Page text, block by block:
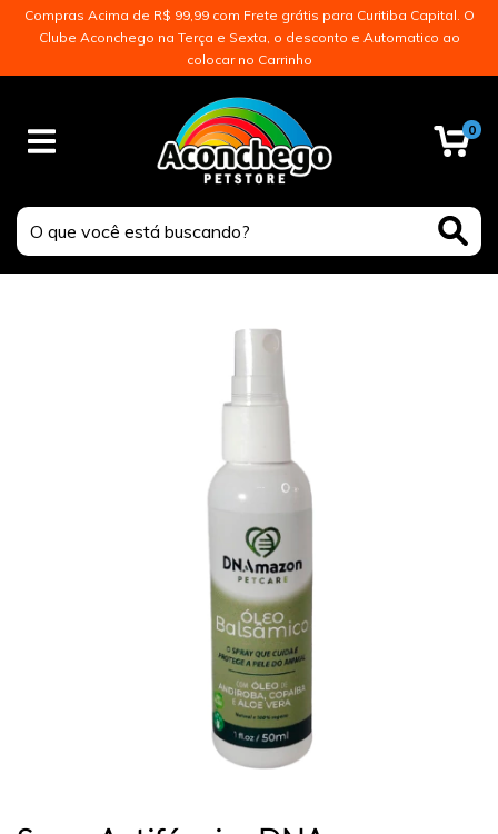
Compras Acima de R$ 99,99 com Frete grátis para Curitiba Capital. O
Clube Aconchego na Terça e Sexta, o desconto e Automatico ao
colocar no Carrinho
0